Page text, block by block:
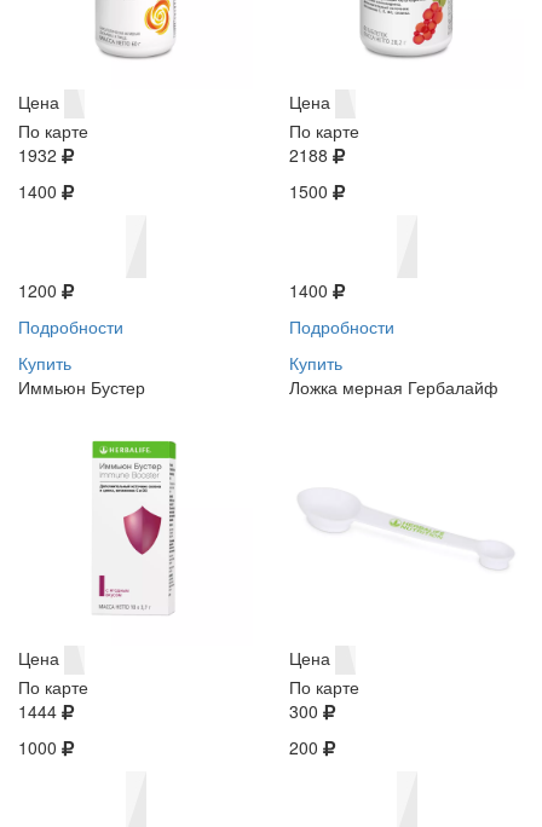
Цена
По карте
1932
1400
1200
Подробности
Купить
Цена
По карте
2188
1500
1400
Подробности
Купить
Иммьюн Бустер
Цена
По карте
1444
1000
Ложка мерная Гербалайф
Цена
По карте
300
200